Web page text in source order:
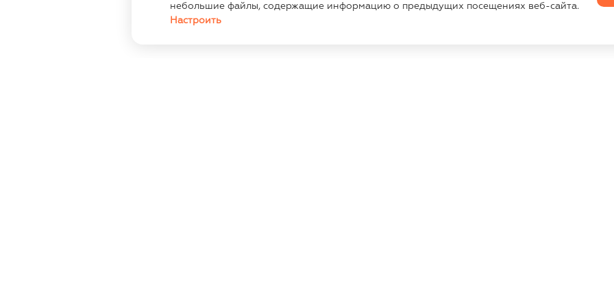
небольшие файлы, содержащие информацию о предыдущих посещениях веб-сайта.
Настроить